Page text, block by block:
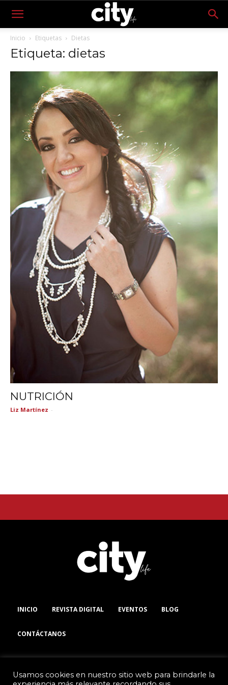
Inicio Etiquetas Dietas
Etiqueta: dietas
NUTRICIÓN
Liz Martínez -
INICIO REVISTA DIGITAL EVENTOS BLOG
CONTÁCTANOS
Usamos cookies en nuestro sitio web para brindarle la